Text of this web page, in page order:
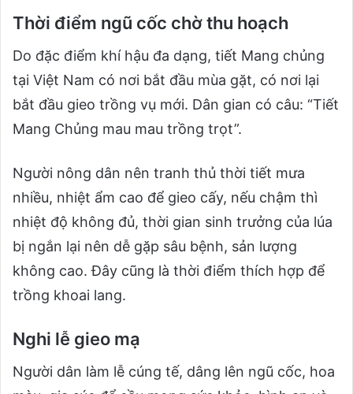
Thời điểm ngũ cốc chờ thu hoạch
Do đặc điểm khí hậu đa dạng, tiết Mang chủng
tại Việt Nam có nơi bắt đầu mùa gặt, có nơi lại
bắt đầu gieo trồng vụ mới. Dân gian có câu: “Tiết
Mang Chủng mau mau trồng trọt”.
Người nông dân nên tranh thủ thời tiết mưa
nhiều, nhiệt ẩm cao để gieo cấy, nếu chậm thì
nhiệt độ không đủ, thời gian sinh trưởng của lúa
bị ngắn lại nên dễ gặp sâu bệnh, sản lượng
không cao. Đây cũng là thời điểm thích hợp để
trồng khoai lang.
Nghi lễ gieo mạ
Người dân làm lễ cúng tế, dâng lên ngũ cốc, hoa